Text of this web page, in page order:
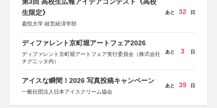
生限定》
嘉悦大学 経営経済学部
あと 32 日
ディファレント京町堀アートフェア2026
ディファレント京町堀アートフェア実行委員会（株式会社
チグニッタ内）
あと 3 日
アイスな瞬間！2026 写真投稿キャンペーン
一般社団法人日本アイスクリーム協会
あと 39 日